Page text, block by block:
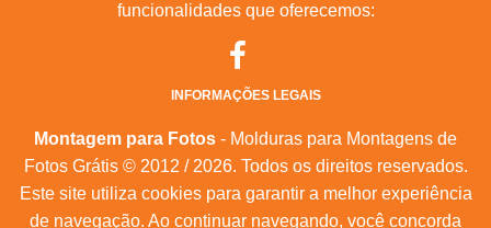
funcionalidades que oferecemos:
INFORMAÇÕES LEGAIS
Montagem para Fotos - Molduras para Montagens de
Fotos Grátis © 2012 / 2026. Todos os direitos reservados.
Este site utiliza cookies para garantir a melhor experiência
de navegação. Ao continuar navegando, você concorda